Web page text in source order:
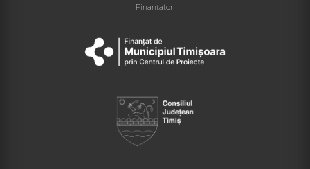
Finanțatori